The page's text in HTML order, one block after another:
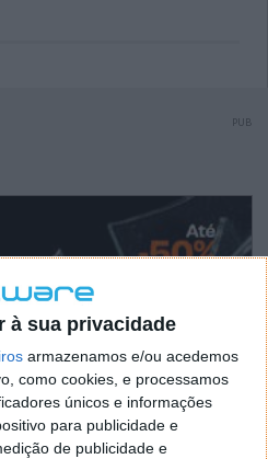
à sua privacidade
armazenamos e/ou acedemos
como cookies, e processamos
únicos e informações
para publicidade e
de publicidade e
PUB